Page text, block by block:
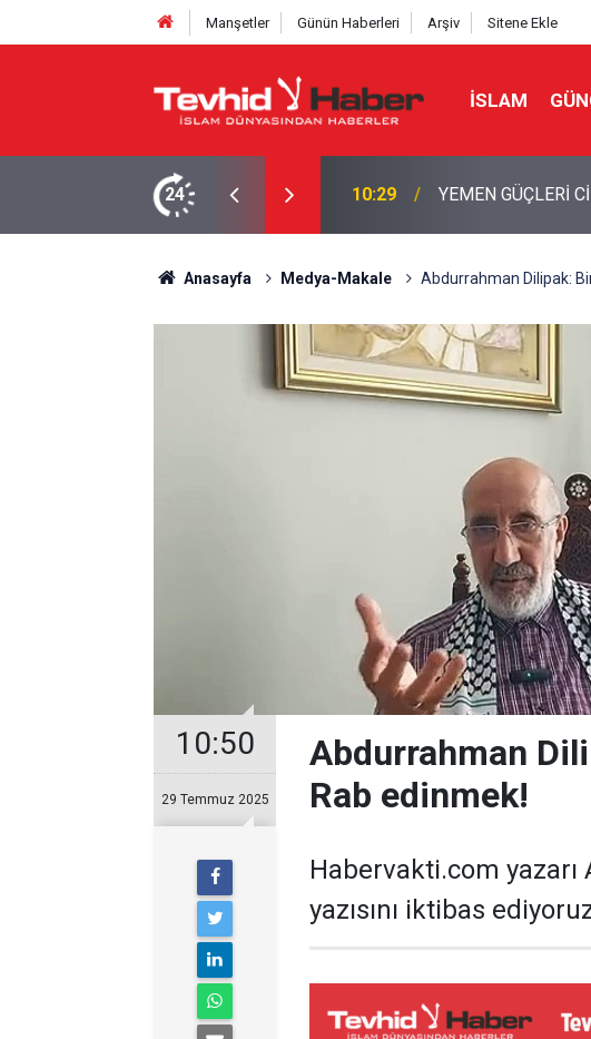
Manşetler Günün Haberleri Arşiv Sitene Ekle
İSLAM
24
EVLER VE ARAÇLAR HEDEFTE 10:29 YEMEN GÜÇLERİ
Anasayfa Medya-Makale Abdurrahman Dilipak:
10:50
29 Temmuz 2025
Abdurrahman
Rab edinmek!
Habervakti.com
yazısını iktibas